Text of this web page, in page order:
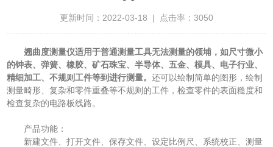
更新时间：2022-03-18 | 点击率：3050
翘曲度测量仪适用于普通测量工具无法测量的领埔，如尺寸微小
的钟表、弹簧、橡胶、矿石珠宝、半导体、五金、模具、电子行业、
精细加工、不规则工件等到进行测量。还可以绘制简单的图形，绘制
测量畸形、复杂和零件重叠等不规则的工件，检查零件的表面糙度和
检查复杂的电路板线路。
产品功能：
新建文件、打开文件、保存文件、设定比例尺、系统校正、测量